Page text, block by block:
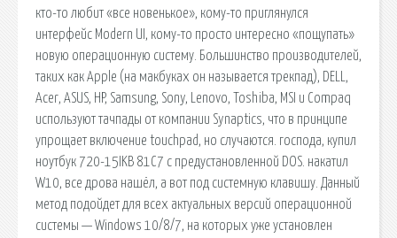
кто-то любит «все новенькое», кому-то приглянулся
интерфейс Modern UI, кому-то просто интересно «пощупать»
новую операционную систему. Большинство производителей,
таких как Apple (на макбуках он называется трекпад), DELL,
Acer, ASUS, HP, Samsung, Sony, Lenovo, Toshiba, MSI и Compaq
используют тачпады от компании Synaptics, что в принципе
упрощает включение touchpad, но случаются. господа, купил
ноутбук 720-15IKB 81C7 с предустановленной DOS. накатил
W10, все дрова нашёл, а вот под системную клавишу. Данный
метод подойдет для всех актуальных версий операционной
системы — Windows 10/8/7, на которых уже установлен